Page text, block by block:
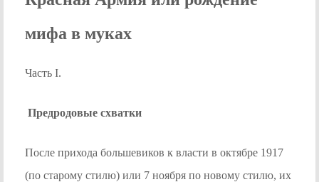
мифа в муках
Часть I.
Предродовые схватки
После прихода большевиков к власти в октябре 1917
(по старому стилю) или 7 ноября по новому стилю, их